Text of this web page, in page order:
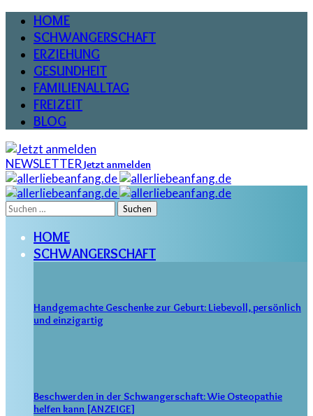
HOME
SCHWANGERSCHAFT
ERZIEHUNG
GESUNDHEIT
FAMILIENALLTAG
FREIZEIT
BLOG
NEWSLETTER Jetzt anmelden
Suchen
HOME
SCHWANGERSCHAFT
Handgemachte Geschenke zur Geburt: Liebevoll, persönlich
und einzigartig
Beschwerden in der Schwangerschaft: Wie Osteopathie
helfen kann [ANZEIGE]